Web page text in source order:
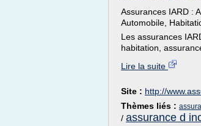
Assurances IARD :
Automobile,
Les assurances
habitation,
Lire la suite
Site : http://
Thèmes liés :
/ assurance d